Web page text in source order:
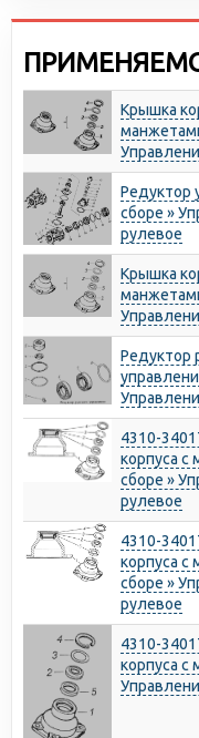
Крышка
Редуктор
сборе »
рулевое
Крышка
Редуктор
4310-
корпуса с
сборе »
рулевое
4310-
корпуса с
сборе »
рулевое
4310-
корпуса с